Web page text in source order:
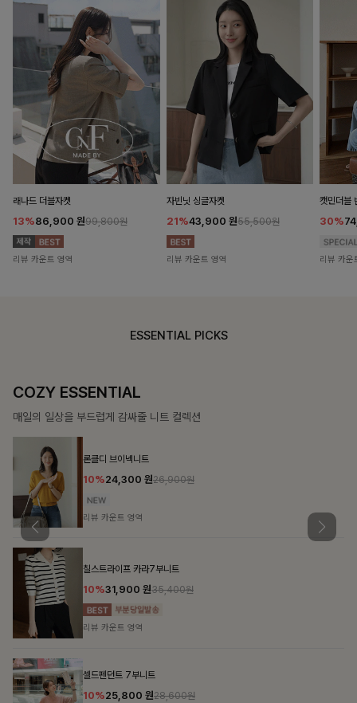
래나드 더블자켓
13%86,900 원99,800원
리뷰 카운트 영역
자빈닛 싱글자켓
21%43,900 원55,500원
리뷰 카운트 영역
캣민더블
30%
리뷰 카운
ESSENTIAL PICKS
COZY ESSENTIAL
매일의 일상을 부드럽게 감싸줄 니트 컬렉션
론클디 브이넥니트
10%24,300 원26,900원
리뷰 카운트 영역
칠스트라이프 카라7부니트
10%31,900 원35,400원
리뷰 카운트 영역
셀드펜던트 7부니트
10%25,800 원28,600원